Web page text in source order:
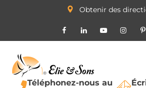
Obtenir des
Téléphonez-nous au